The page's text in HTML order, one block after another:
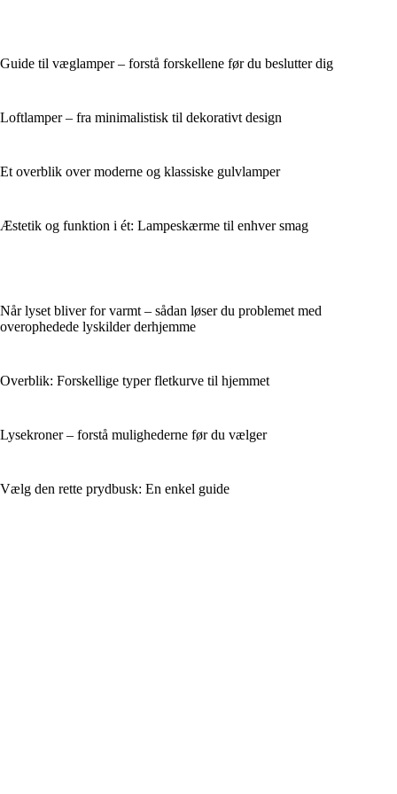
Guide til væglamper – forstå forskellene før du beslutter dig
Loftlamper – fra minimalistisk til dekorativt design
Et overblik over moderne og klassiske gulvlamper
Æstetik og funktion i ét: Lampeskærme til enhver smag
Når lyset bliver for varmt – sådan løser du problemet med
overophedede lyskilder derhjemme
Overblik: Forskellige typer fletkurve til hjemmet
Lysekroner – forstå mulighederne før du vælger
Vælg den rette prydbusk: En enkel guide